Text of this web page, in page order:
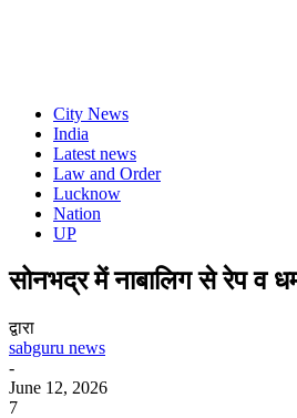
City News
India
Latest news
Law and Order
Lucknow
Nation
UP
सोनभद्र में नाबालिग से रेप व
द्वारा
sabguru news
-
June 12, 2026
7